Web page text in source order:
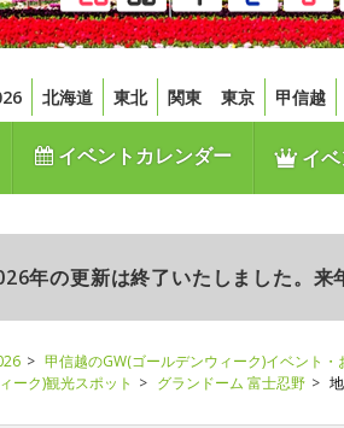
北海道 東北 関東 東京 甲信越
イベントカレンダー イベ
年の更新は終了いたしました。来
甲信越のGW(ゴールデンウィーク)イベント・
ーク)観光スポット
グランドーム 富士忍野